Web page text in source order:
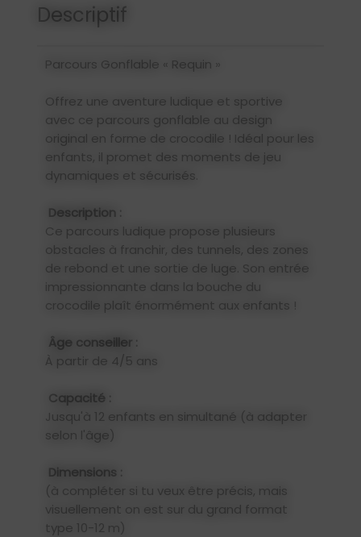
Descriptif
Parcours Gonflable « Requin »
Offrez une aventure ludique et sportive
avec ce parcours gonflable au design
original en forme de crocodile ! Idéal pour les
enfants, il promet des moments de jeu
dynamiques et sécurisés.
Description :
Ce parcours ludique propose plusieurs
obstacles à franchir, des tunnels, des zones
de rebond et une sortie de luge. Son entrée
impressionnante dans la bouche du
crocodile plaît énormément aux enfants !
Âge conseiller :
À partir de 4/5 ans
Capacité :
Jusqu'à 12 enfants en simultané (à adapter
selon l'âge)
Dimensions :
(à compléter si tu veux être précis, mais
visuellement on est sur du grand format
type 10-12 m)